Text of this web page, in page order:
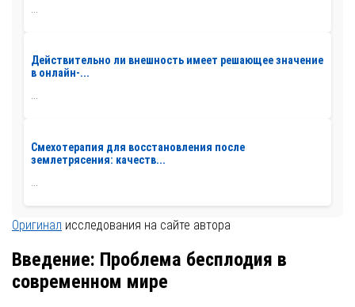
Действительно ли внешность имеет решающее значение
в онлайн-...
...
Смехотерапия для восстановления после
землетрясения: качеств...
Оригинал исследования на сайте автора
Введение: Проблема бесплодия в
современном мире